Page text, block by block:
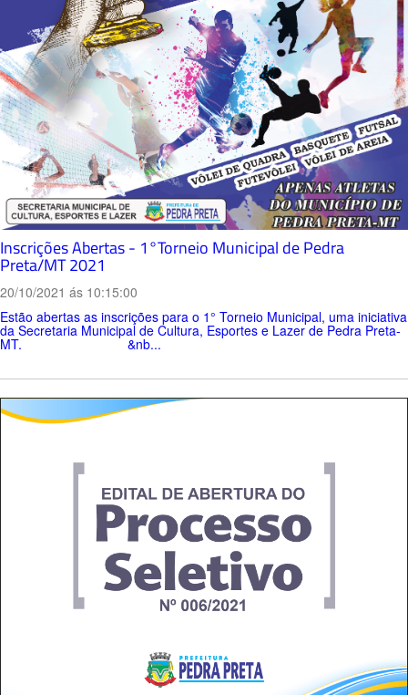
Inscrições Abertas - 1°Torneio Municipal de Pedra
Preta/MT 2021
20/10/2021 ás 10:15:00
Estão abertas as inscrições para o 1° Torneio Municipal, uma iniciativa
da Secretaria Municipal de Cultura, Esportes e Lazer de Pedra Preta-
MT. &nb...